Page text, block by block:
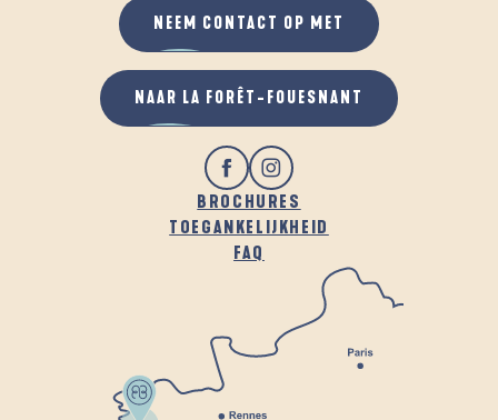
BROCHURES
TOEGANKELIJKHEID
FAQ
NEEM CONTACT OP MET
NAAR LA FORÊT-FOUESNANT